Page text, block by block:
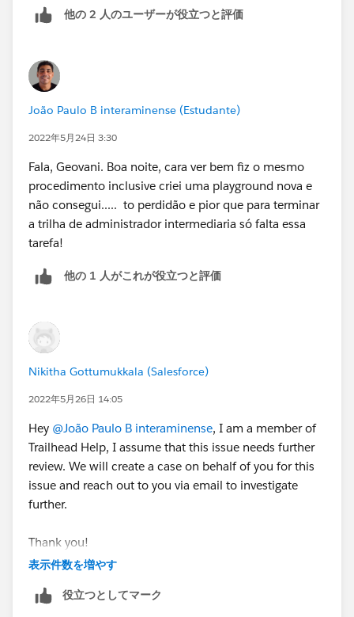
他の 2 人のユーザーが役立つと評価
João Paulo B interaminense (Estudante)
2022年5月24日 3:30
Fala, Geovani. Boa noite, cara ver bem fiz o mesmo
procedimento inclusive criei uma playground nova e
não consegui..... to perdidão e pior que para terminar
a trilha de administrador intermediaria só falta essa
tarefa!
他の 1 人がこれが役立つと評価
Nikitha Gottumukkala (Salesforce)
2022年5月26日 14:05
Hey @João Paulo B interaminense, I am a member of
Trailhead Help, I assume that this issue needs further
review. We will create a case on behalf of you for this
issue and reach out to you via email to investigate
further.
Thank you!
表示件数を増やす
役立つとしてマーク